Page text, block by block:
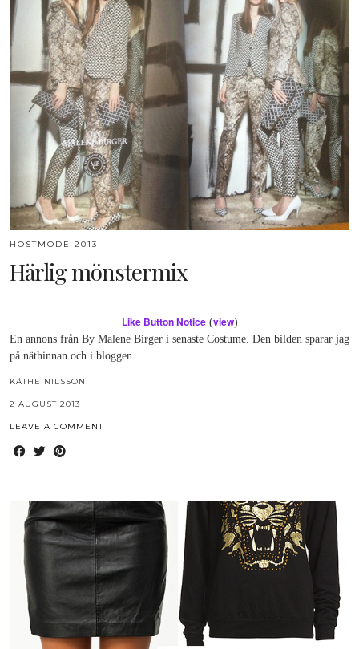
HÖSTMODE 2013
Härlig mönstermix
Like Button Notice(view)
En annons från By Malene Birger i senaste Costume. Den bilden sparar jag
på näthinnan och i bloggen.
KÄTHE NILSSON
2 AUGUST 2013
LEAVE A COMMENT